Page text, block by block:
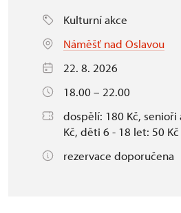
Kulturní akce
Náměšť nad Oslavou
22. 8. 2026
18.00 – 22.00
dospělí: 180 Kč,
Kč, děti 6 - 18 let: 50 Kč
rezervace doporučena